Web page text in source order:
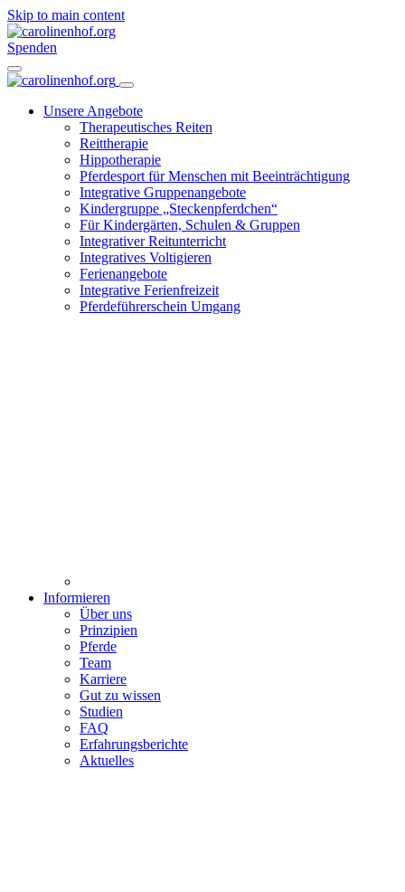
Skip to main content
Spenden
Unsere Angebote
Therapeutisches Reiten
Reittherapie
Hippotherapie
Pferdesport für Menschen mit Beeinträchtigung
Integrative Gruppenangebote
Kindergruppe „Steckenpferdchen“
Für Kindergärten, Schulen & Gruppen
Integrativer Reitunterricht
Integratives Voltigieren
Ferienangebote
Integrative Ferienfreizeit
Pferdeführerschein Umgang
Informieren
Über uns
Prinzipien
Pferde
Team
Karriere
Gut zu wissen
Studien
FAQ
Erfahrungsberichte
Aktuelles